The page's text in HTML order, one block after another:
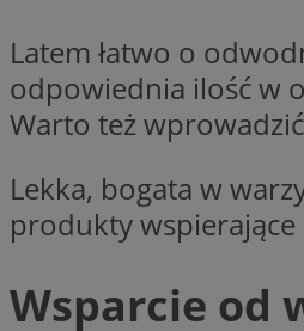
Latem łatwo o
odpowiednia ilość w
Warto też
Lekka, bogata w
produkty wspierające
Wsparcie od